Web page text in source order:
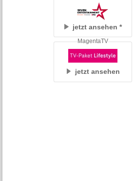
jetzt ansehen
jetzt ansehen
MagentaTV